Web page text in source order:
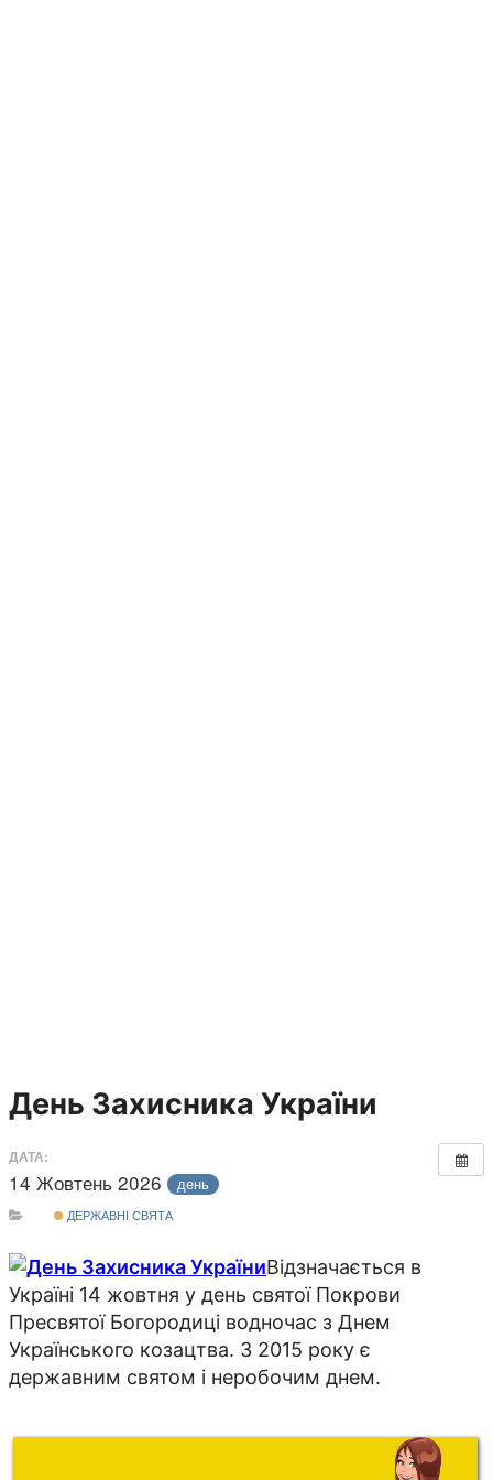
День Захисника України
ДАТА:
14 Жовтень 2026 день
ДЕРЖАВНІ СВЯТА
Відзначається в
Україні 14 жовтня у день святої Покрови
Пресвятої Богородиці водночас з Днем
Українського козацтва. З 2015 року є
державним святом і неробочим днем.